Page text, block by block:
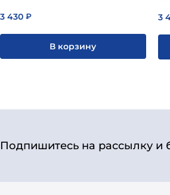
3 430 ₽
В корзину
3
Подпишитесь на рассылку и